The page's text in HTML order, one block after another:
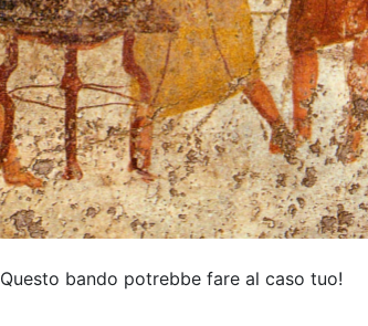
bando potrebbe fare al caso tuo!